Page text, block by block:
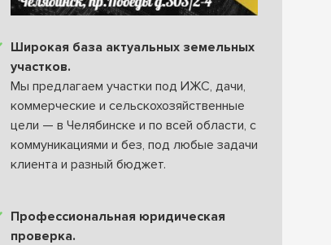
Широкая база актуальных земельных
участков.
Мы предлагаем участки под ИЖС, дачи,
коммерческие и сельскохозяйственные
цели — в Челябинске и по всей области, с
коммуникациями и без, под любые задачи
клиента и разный бюджет.
Профессиональная юридическая
проверка.